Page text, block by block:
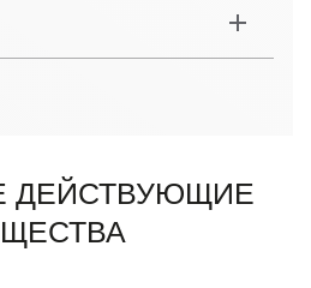
ДЕЙСТВУЮЩИЕ